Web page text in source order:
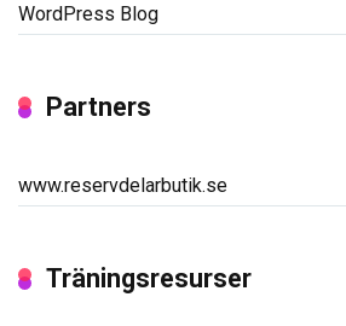
WordPress Blog
Partners
www.reservdelarbutik.se
Träningsresurser